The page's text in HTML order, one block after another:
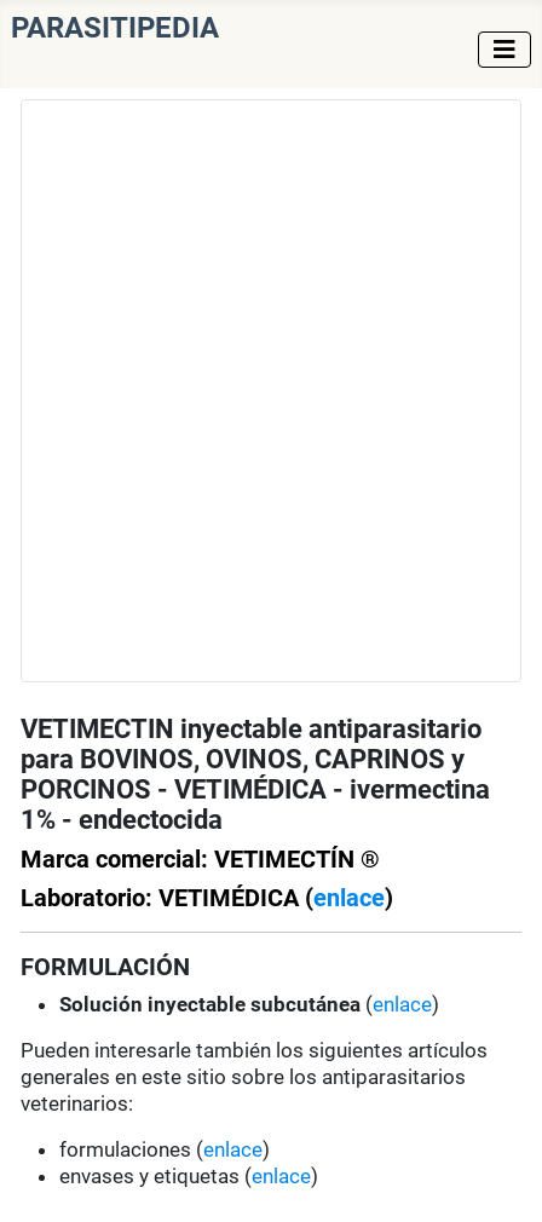
PARASITIPEDIA
VETIMECTIN inyectable antiparasitario
para BOVINOS, OVINOS, CAPRINOS y
PORCINOS - VETIMÉDICA - ivermectina
1% - endectocida
Marca comercial: VETIMECTÍN ®
Laboratorio: VETIMÉDICA (enlace)
FORMULACIÓN
Solución inyectable subcutánea (enlace)
Pueden interesarle también los siguientes artículos
generales en este sitio sobre los antiparasitarios
veterinarios:
formulaciones (enlace)
envases y etiquetas (enlace)